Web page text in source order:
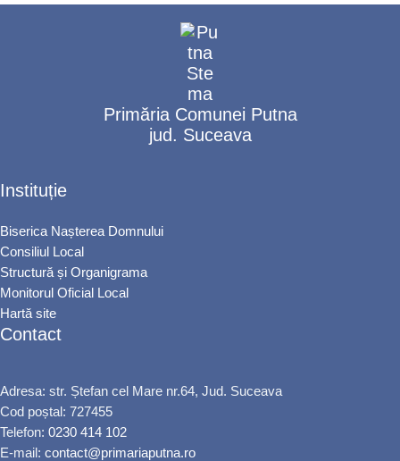
Primăria Comunei Putna
jud. Suceava
Instituție
Biserica Nașterea Domnului
Consiliul Local
Structură și Organigrama
Monitorul Oficial Local
Hartă site
Contact
Adresa: str. Ștefan cel Mare nr.64, Jud. Suceava
Cod poștal: 727455
Telefon: 0230 414 102
E-mail: contact@primariaputna.ro